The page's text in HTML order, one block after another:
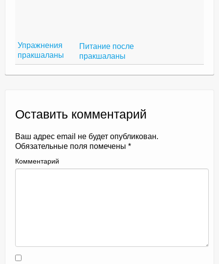
Упражнения
пракшаланы
Питание после
пракшаланы
Оставить комментарий
Ваш адрес email не будет опубликован.
Обязательные поля помечены *
Комментарий